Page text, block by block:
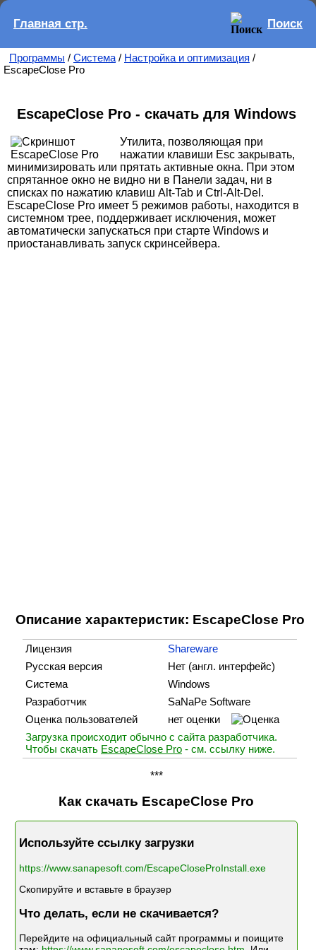
Главная стр. Поиск
Программы / Система / Настройка и оптимизация /
EscapeClose Pro
EscapeClose Pro - скачать для Windows
Утилита, позволяющая при
нажатии клавиши Esc закрывать,
минимизировать или прятать активные окна. При этом
спрятанное окно не видно ни в Панели задач, ни в
списках по нажатию клавиш Alt-Tab и Ctrl-Alt-Del.
EscapeClose Pro имеет 5 режимов работы, находится в
системном трее, поддерживает исключения, может
автоматически запускаться при старте Windows и
приостанавливать запуск скринсейвера.
Описание характеристик: EscapeClose Pro
Лицензия
Shareware
Русская версия
Нет (англ. интерфейс)
Система
Windows
Разработчик
SaNaPe Software
Оценка пользователей
нет оценки
Загрузка происходит обычно с сайта разработчика.
Чтобы скачать EscapeClose Pro - см. ссылку ниже.
***
Как скачать EscapeClose Pro
Используйте ссылку загрузки
https://www.sanapesoft.com/EscapeCloseProInstall.exe
Скопируйте и вставьте в браузер
Что делать, если не скачивается?
Перейдите на официальный сайт программы и поищите